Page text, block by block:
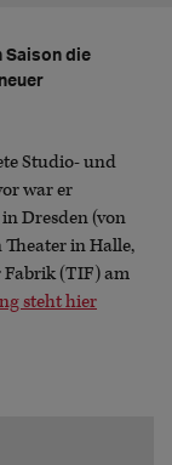
Saison die
Studio- und
war er
Dresden (von
in Halle,
Fabrik (TIF) am
steht hier